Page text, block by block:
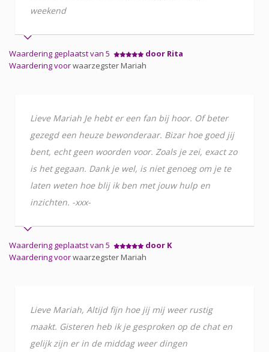
weekend
Waardering geplaatst van 5
door Rita
Waardering voorwaarzegster Mariah
Lieve Mariah Je hebt er een fan bij hoor. Of beter
gezegd een heuze bewonderaar. Bizar hoe goed jij
bent, echt geen woorden voor. Zoals je zei, exact zo
is het gegaan. Dank je wel, is niet genoeg om je te
laten weten hoe blij ik ben met jouw hulp en
inzichten. -xxx-
Waardering geplaatst van 5
door K
Waardering voorwaarzegster Mariah
Lieve Mariah, Altijd fijn hoe jij mij weer rustig
maakt. Gisteren heb ik je gesproken op de chat en
gelijk zijn er in de middag weer dingen